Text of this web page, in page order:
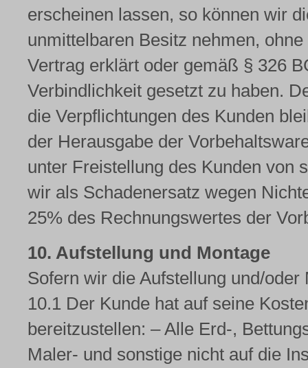
erscheinen lassen, so können wir
unmittelbaren Besitz nehmen,
Vertrag erklärt oder gemäß § 326
Verbindlichkeit gesetzt zu haben.
die Verpflichtungen des Kunden
der Herausgabe der
unter Freistellung des Kunden von
wir als Schadenersatz wegen
25% des Rechnungswertes der
10. Aufstellung und Montage
Sofern wir die Aufstellung und/
10.1 Der Kunde hat auf seine
bereitzustellen: – Alle Erd-,
Maler- und sonstige nicht auf die